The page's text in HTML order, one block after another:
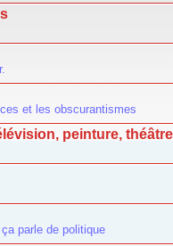
et les obscurantismes
peinture,
parle de politique